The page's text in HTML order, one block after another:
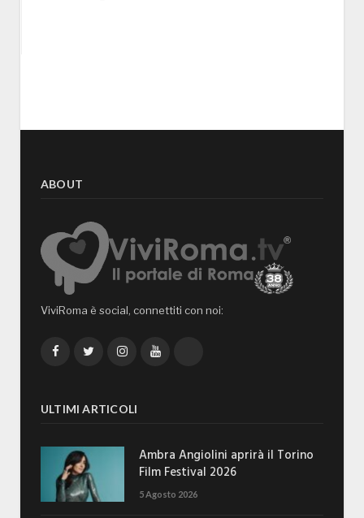
ABOUT
ViviRoma è social, connettiti con noi:
FacebookTwitterInstagramYouTube
ULTIMI ARTICOLI
Ambra Angiolini aprirà il Torino
Film Festival 2026
5 Agosto 2026